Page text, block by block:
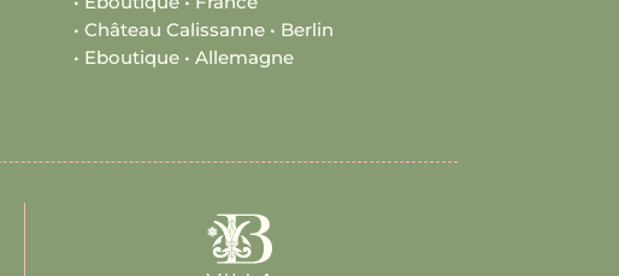
• Château Calissanne • Berlin
• Eboutique • Allemagne